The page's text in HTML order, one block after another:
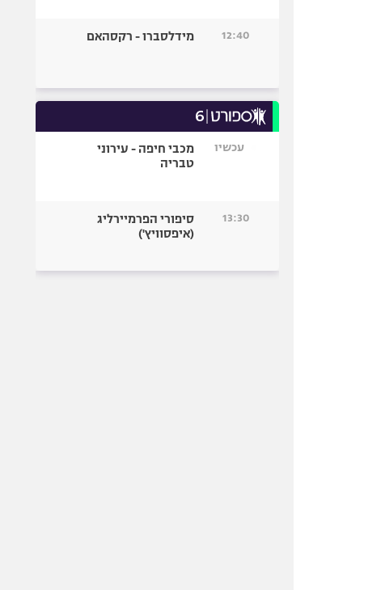
12:40 מידלסברו - רקסהאם
עכשיו
מכבי חיפה - עירוני
טבריה
13:30
סיפורי הפרמיירליג
(איפסוויץ')